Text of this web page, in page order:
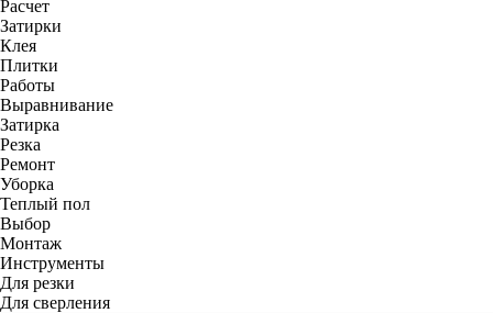
Расчет
Затирки
Клея
Плитки
Работы
Выравнивание
Затирка
Резка
Ремонт
Уборка
Теплый пол
Выбор
Монтаж
Инструменты
Для резки
Для сверления